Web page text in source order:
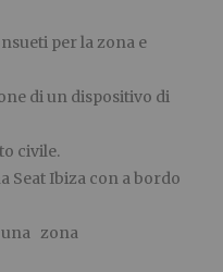
per la zona e
di un dispositivo di
civile.
Seat Ibiza con a bordo
zona